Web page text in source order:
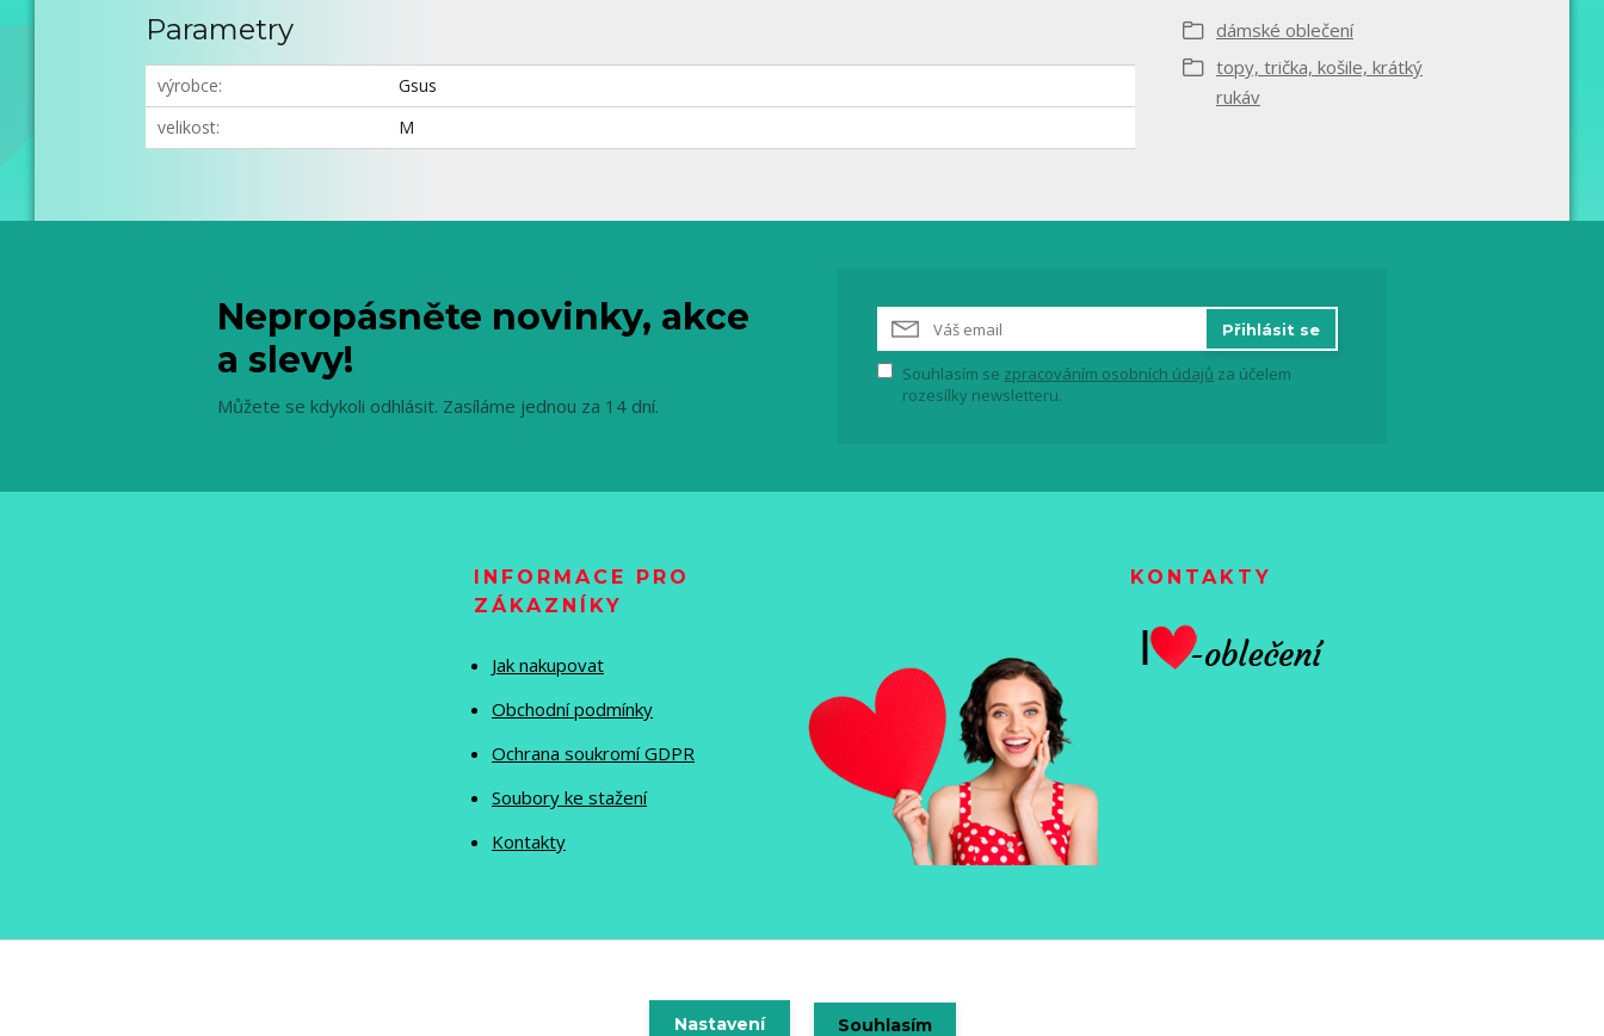
Parametry
výrobce
Gsus
velikost
M
dámské oblečení
topy, trička, košile, krátký
rukáv
Nepropásněte novinky, akce
a slevy!
Můžete se kdykoli odhlásit. Zasíláme jednou za 14 dní.
Přihlásit se
Souhlasím se zpracováním osobních údajů za účelem
rozesílky newsletteru.
INFORMACE PRO
ZÁKAZNÍKY
Jak nakupovat
Obchodní podmínky
Ochrana soukromí GDPR
Soubory ke stažení
Kontakty
KONTAKTY
Vytvořeno na Eshop-rychle.cz
Nastavení Souhlasím